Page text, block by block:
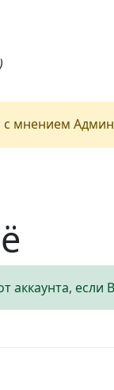
мнением
аккаунта, если